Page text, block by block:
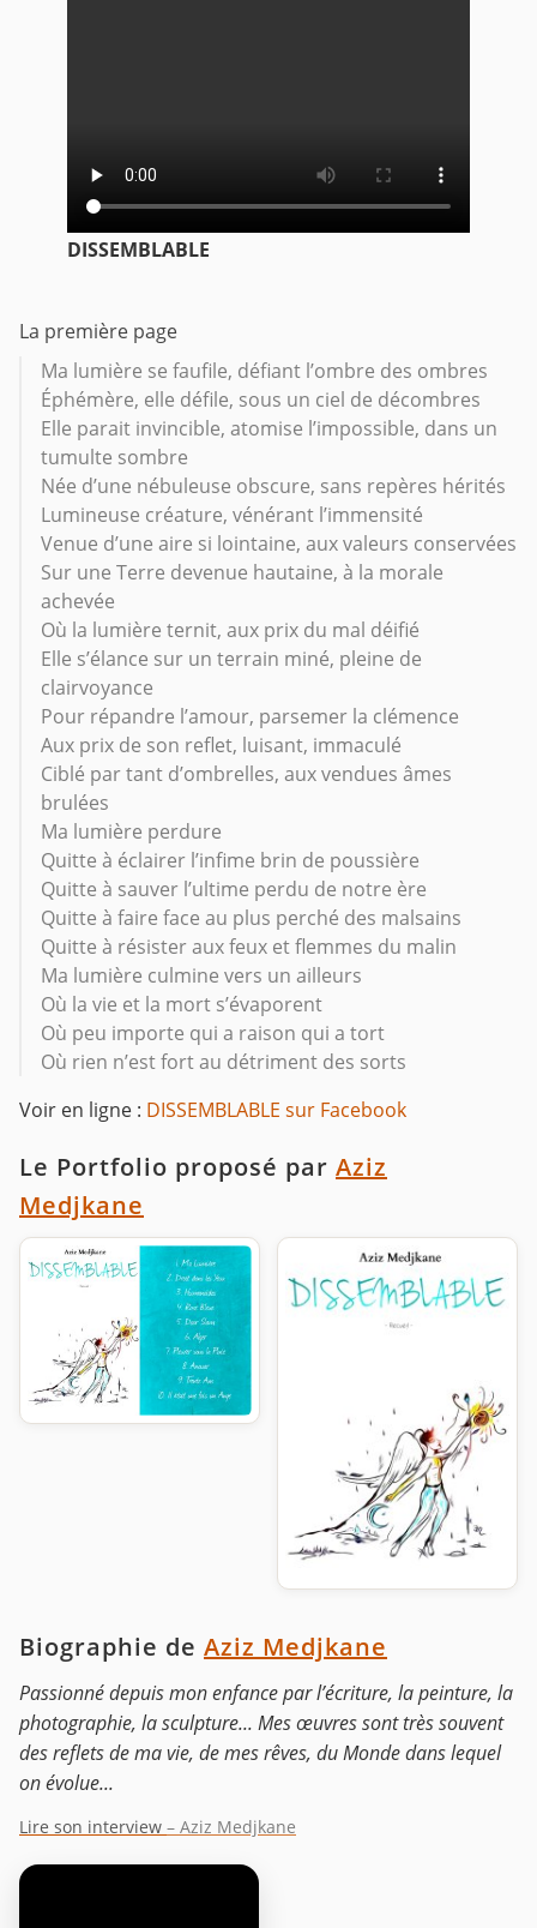
DISSEMBLABLE
La première page
Ma lumière se faufile, défiant l’ombre des ombres
Éphémère, elle défile, sous un ciel de décombres
Elle parait invincible, atomise l’impossible, dans un
tumulte sombre
Née d’une nébuleuse obscure, sans repères hérités
Lumineuse créature, vénérant l’immensité
Venue d’une aire si lointaine, aux valeurs conservées
Sur une Terre devenue hautaine, à la morale
achevée
Où la lumière ternit, aux prix du mal déifié
Elle s’élance sur un terrain miné, pleine de
clairvoyance
Pour répandre l’amour, parsemer la clémence
Aux prix de son reflet, luisant, immaculé
Ciblé par tant d’ombrelles, aux vendues âmes
brulées
Ma lumière perdure
Quitte à éclairer l’infime brin de poussière
Quitte à sauver l’ultime perdu de notre ère
Quitte à faire face au plus perché des malsains
Quitte à résister aux feux et flemmes du malin
Ma lumière culmine vers un ailleurs
Où la vie et la mort s’évaporent
Où peu importe qui a raison qui a tort
Où rien n’est fort au détriment des sorts
Voir en ligne : DISSEMBLABLE sur Facebook
Le Portfolio proposé par Aziz
Medjkane
Biographie de Aziz Medjkane
Passionné depuis mon enfance par l’écriture, la peinture, la
photographie, la sculpture... Mes œuvres sont très souvent
des reflets de ma vie, de mes rêves, du Monde dans lequel
on évolue...
Lire son interview – Aziz Medjkane